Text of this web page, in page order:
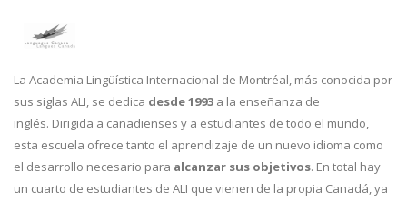
La Academia Lingüística Internacional de Montréal, más conocida por
sus siglas ALI, se dedica desde 1993 a la enseñanza de
inglés. Dirigida a canadienses y a estudiantes de todo el mundo,
esta escuela ofrece tanto el aprendizaje de un nuevo idioma como
el desarrollo necesario para alcanzar sus objetivos. En total hay
un cuarto de estudiantes de ALI que vienen de la propia Canadá, ya